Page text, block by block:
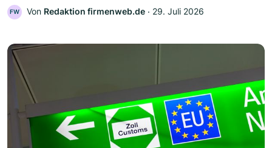
FW Von Redaktion firmenweb.de ‧ 29. Juli 2026